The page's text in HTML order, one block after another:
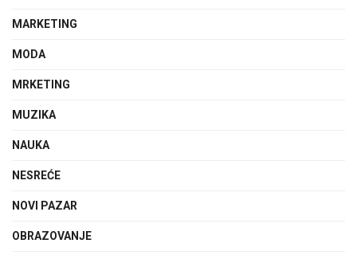
MARKETING
MODA
MRKETING
MUZIKA
NAUKA
NESREĆE
NOVI PAZAR
OBRAZOVANJE